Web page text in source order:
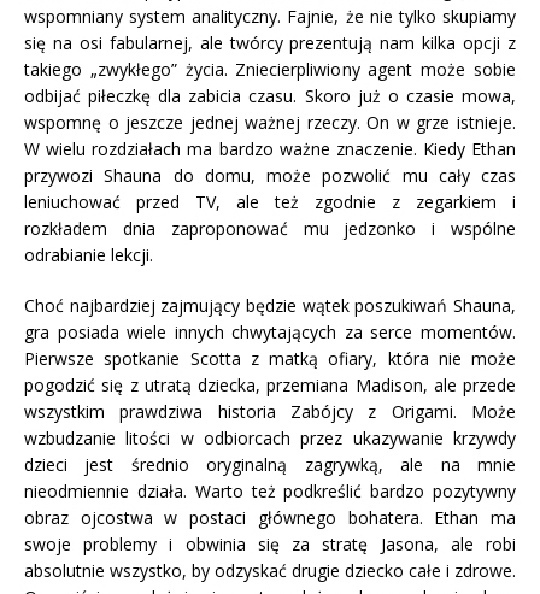
wspomniany system analityczny. Fajnie, że nie tylko skupiamy
się na osi fabularnej, ale twórcy prezentują nam kilka opcji z
takiego „zwykłego” życia. Zniecierpliwiony agent może sobie
odbijać piłeczkę dla zabicia czasu. Skoro już o czasie mowa,
wspomnę o jeszcze jednej ważnej rzeczy. On w grze istnieje.
W wielu rozdziałach ma bardzo ważne znaczenie. Kiedy Ethan
przywozi Shauna do domu, może pozwolić mu cały czas
leniuchować przed TV, ale też zgodnie z zegarkiem i
rozkładem dnia zaproponować mu jedzonko i wspólne
odrabianie lekcji.
Choć najbardziej zajmujący będzie wątek poszukiwań Shauna,
gra posiada wiele innych chwytających za serce momentów.
Pierwsze spotkanie Scotta z matką ofiary, która nie może
pogodzić się z utratą dziecka, przemiana Madison, ale przede
wszystkim prawdziwa historia Zabójcy z Origami. Może
wzbudzanie litości w odbiorcach przez ukazywanie krzywdy
dzieci jest średnio oryginalną zagrywką, ale na mnie
nieodmiennie działa. Warto też podkreślić bardzo pozytywny
obraz ojcostwa w postaci głównego bohatera. Ethan ma
swoje problemy i obwinia się za stratę Jasona, ale robi
absolutnie wszystko, by odzyskać drugie dziecko całe i zdrowe.